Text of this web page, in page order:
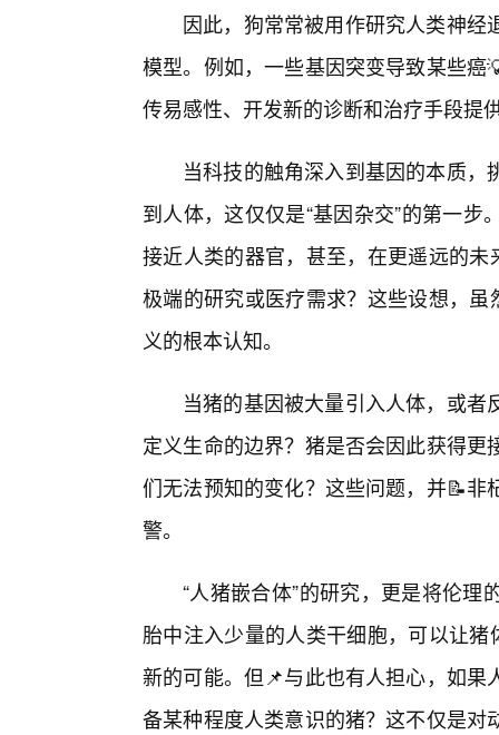
因此，狗常常被用作研究人类神
模型。例如，一些基因突变导致某些
传易感性、开发新的诊断和治疗手段提
当科技的触角深入到基因的本质
到人体，这仅仅是“基因杂交”的第一
接近人类的器官，甚至，在更遥远的
极端的研究或医疗需求？这些设想，
义的根本认知。
当猪的基因被大量引入人体，或
定义生命的边界？猪是否会因此获得
们无法预知的变化？这些问题，并📝
警。
“人猪嵌合体”的研究，更是将伦
胎中注入少量的人类干细胞，可以让
新的可能。但📌与此也有人担心，如
备某种程度人类意识的猪？这不仅是